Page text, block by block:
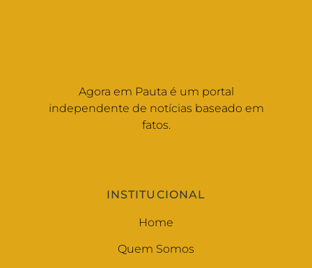
Agora em Pauta é um portal
independente de notícias baseado em
fatos.
INSTITUCIONAL
Home
Quem Somos